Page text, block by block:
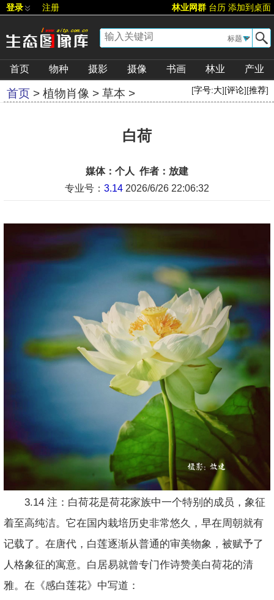
登录 注册 林业网群 台历 添加到桌面
▼
首页 物种 摄影 摄像 书画 林业 产业
首页 > 植物肖像 > 草本 > [字号:大][评论][推荐]
白荷
媒体：个人 作者：放建
专业号： 3.14 2026/6/26 22:06:32
3.14 注：白荷花是荷花家族中一个特别的成员，象征
着至高纯洁。它在国内栽培历史非常悠久，早在周朝就有
记载了。在唐代，白莲逐渐从普通的审美物象，被赋予了
人格象征的寓意。白居易就曾专门作诗赞美白荷花的清
雅。在《感白莲花》中写道：